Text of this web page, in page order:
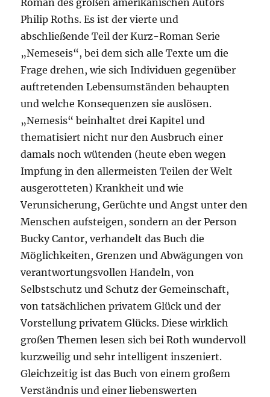
Roman des großen amerikanischen Autors
Philip Roths. Es ist der vierte und
abschließende Teil der Kurz-Roman Serie
„Nemeseis“, bei dem sich alle Texte um die
Frage drehen, wie sich Individuen gegenüber
auftretenden Lebensumständen behaupten
und welche Konsequenzen sie auslösen.
„Nemesis“ beinhaltet drei Kapitel und
thematisiert nicht nur den Ausbruch einer
damals noch wütenden (heute eben wegen
Impfung in den allermeisten Teilen der Welt
ausgerotteten) Krankheit und wie
Verunsicherung, Gerüchte und Angst unter den
Menschen aufsteigen, sondern an der Person
Bucky Cantor, verhandelt das Buch die
Möglichkeiten, Grenzen und Abwägungen von
verantwortungsvollen Handeln, von
Selbstschutz und Schutz der Gemeinschaft,
von tatsächlichen privatem Glück und der
Vorstellung privatem Glücks. Diese wirklich
großen Themen lesen sich bei Roth wundervoll
kurzweilig und sehr intelligent inszeniert.
Gleichzeitig ist das Buch von einem großem
Verständnis und einer liebenswerten